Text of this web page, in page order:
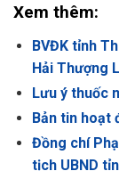
Xem thêm:
BVĐK tỉnh
Hải Thượng
Lưu ý thuốc
Bản tin hoạt
Đồng chí
tịch UBND